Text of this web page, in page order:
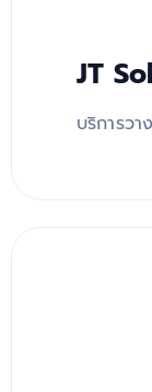
JT
บริการวา